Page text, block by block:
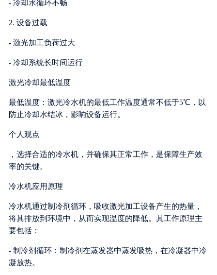
- 冷却水循环不畅
2. 设备过载
- 激光加工负荷过大
- 冷却系统长时间运行
激光冷却最低温度
最低温度：激光冷水机的最低工作温度通常不低于5℃，以
防止冷却水结冰，影响设备运行。
个人观点
，选择合适的冷水机，并确保其正常工作，是保障生产效
率的关键。
冷水机应用原理
冷水机通过制冷剂循环，吸收激光加工设备产生的热量，
将其排放到环境中，从而实现温度的降低。其工作原理主
要包括：
- 制冷剂循环：制冷剂在蒸发器中蒸发吸热，在冷凝器中冷
凝放热。